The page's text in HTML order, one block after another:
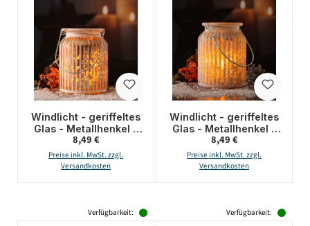
Windlicht - geriffeltes
Glas - Metallhenkel -
H: 14,5cm - weiß,
kupfer
Regulärer Preis:
8,49 €
Preise inkl. MwSt. zzgl.
Versandkosten
Windlicht - geriffeltes
Glas - Metallhenkel -
H: 14,5cm - weiß, gold
Regulärer Preis:
8,49 €
Preise inkl. MwSt. zzgl.
Versandkosten
Verfügbarkeit: Verfügbarkeit: